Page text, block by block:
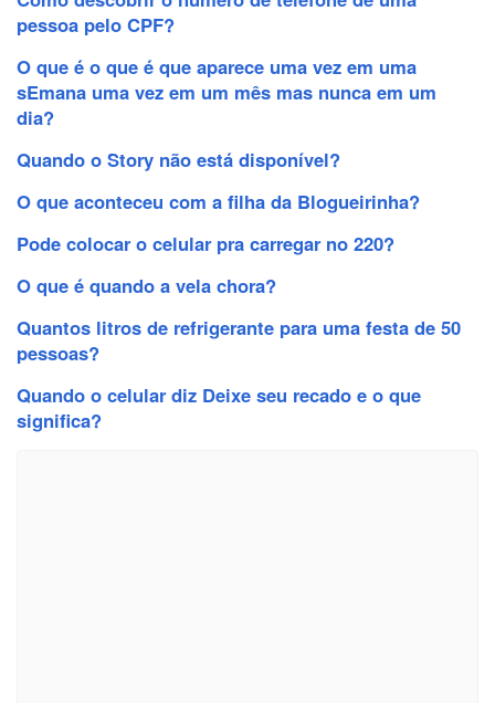
pessoa pelo CPF?
O que é o que é que aparece uma vez em uma
sEmana uma vez em um mês mas nunca em um
dia?
Quando o Story não está disponível?
O que aconteceu com a filha da Blogueirinha?
Pode colocar o celular pra carregar no 220?
O que é quando a vela chora?
Quantos litros de refrigerante para uma festa de 50
pessoas?
Quando o celular diz Deixe seu recado e o que
significa?